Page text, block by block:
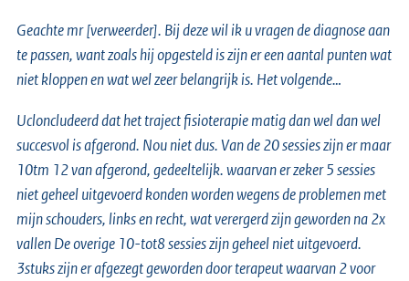
Geachte mr [verweerder]. Bij deze wil ik u vragen de diagnose aan
te passen, want zoals hij opgesteld is zijn er een aantal punten wat
niet kloppen en wat wel zeer belangrijk is. Het volgende…
Ucloncludeerd dat het traject fisioterapie matig dan wel dan wel
succesvol is afgerond. Nou niet dus. Van de 20 sessies zijn er maar
10tm 12 van afgerond, gedeeltelijk. waarvan er zeker 5 sessies
niet geheel uitgevoerd konden worden wegens de problemen met
mijn schouders, links en recht, wat verergerd zijn geworden na 2x
vallen De overige 10-tot8 sessies zijn geheel niet uitgevoerd.
3stuks zijn er afgezegt geworden door terapeut waarvan 2 voor